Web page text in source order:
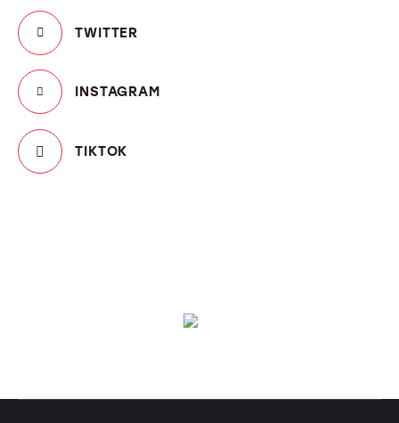
TWITTER
INSTAGRAM
TIKTOK